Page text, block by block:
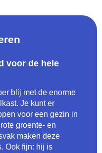
voor de hele
blij met de enorme
Je kunt er
voor een gezin in
groente- en
maken deze
Ook fijn: hij is